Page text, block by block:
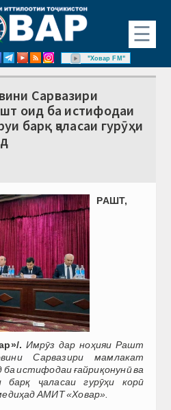
☰
"Ховар FM"
Сарвазири
оид ба истифодаи
барқ ҷаласаи гурӯҳи
РАШТ,
. Имрӯз дар ноҳияи Рашт
Сарвазири мамлакат
истифодаи ғайриқонунӣ ва
барқ ҷаласаи гурӯҳи корӣ
АМИТ «Ховар».